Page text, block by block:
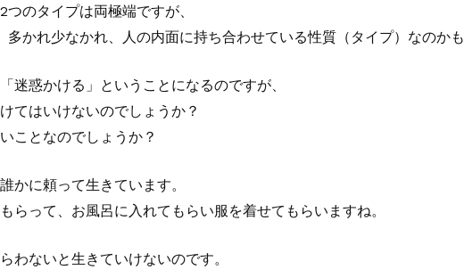
のタイプは両極端ですが、
多かれ少なかれ、人の内面に持ち合わせている性質（タイプ）なのか
迷惑かける」ということになるのですが、
てはいけないのでしょうか？
ことなのでしょうか？
かに頼って生きています。
らって、お風呂に入れてもらい服を着せてもらいますね。
わないと生きていけないのです。